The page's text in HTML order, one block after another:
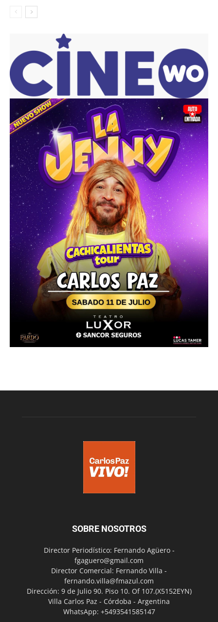
SOBRE NOSOTROS
Director Periodístico: Fernando Agüero -
fgaguero@gmail.com
Director Comercial: Fernando Villa -
fernando.villa@fmazul.com
Dirección: 9 de Julio 90. Piso 10. Of 107.(X5152EYN)
Villa Carlos Paz - Córdoba - Argentina
WhatsApp: +5493541585147